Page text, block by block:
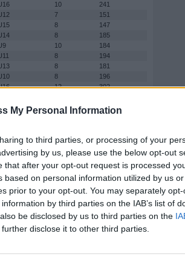
My Personal Information
to third parties, or processing of your
by us, please use the below opt-out
that after your opt-out request is processed
based on personal information utilized by us
prior to your opt-out. You may separately
by third parties on the IAB’s list of
be disclosed by us to third parties on the
disclose it to other third parties.
10
241
7
151
8
147
8
185
10
184
8
194
8
181
8
196
12
302
6
130
11 7
137
U 13
0
0
10 7
186
14
339
12
U09 9
200
9
172